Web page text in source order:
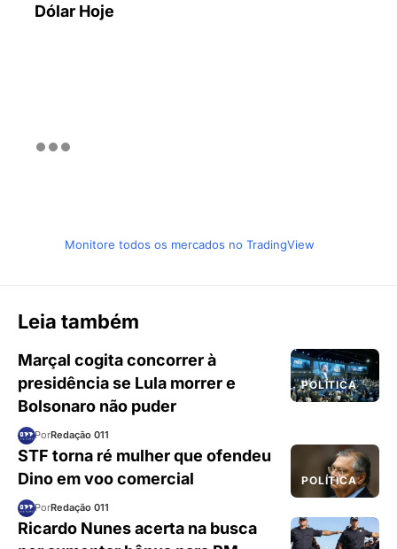
Dólar Hoje
Monitore todos os mercados no TradingView
Leia também
POLÍTICA
Marçal cogita concorrer à
presidência se Lula morrer e
Bolsonaro não puder
PorRedação 011
POLÍTICA
STF torna ré mulher que ofendeu
Dino em voo comercial
PorRedação 011
Ricardo Nunes acerta na busca